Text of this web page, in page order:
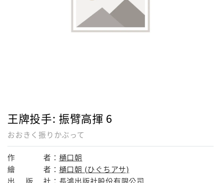
王牌投手: 振臂高揮 6
おおきく振りかぶって
作 者： 樋口朝
繪
者： 樋口朝 (ひぐちアサ)
出
版 社： 長鴻出版社股份有限公司